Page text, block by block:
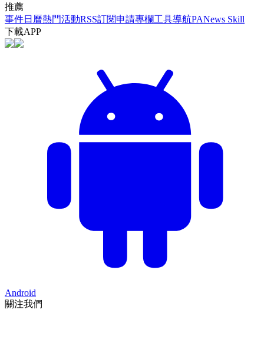
推薦
事件日曆熱門活動RSS訂閱申請專欄工具導航PANews Skill
下載APP
Android
關注我們